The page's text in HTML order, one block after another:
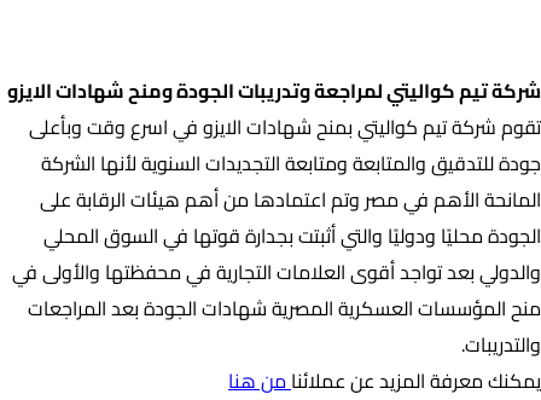
شركة تيم كواليتي لمراجعة وتدريبات الجودة ومنح شهادات الايزو
تقوم شركة تيم كواليتي بمنح شهادات الايزو في اسرع وقت وبأعلى
جودة للتدقيق والمتابعة ومتابعة التجديدات السنوية لأنها الشركة
المانحة الأهم في مصر وتم اعتمادها من أهم هيئات الرقابة على
الجودة محليًا ودوليًا والتي أثبتت بجدارة قوتها في السوق المحلي
والدولي بعد تواجد أقوى العلامات التجارية في محفظتها والأولى في
منح المؤسسات العسكرية المصرية شهادات الجودة بعد المراجعات
والتدريبات.
يمكنك معرفة المزيد عن عملائنامن هنا